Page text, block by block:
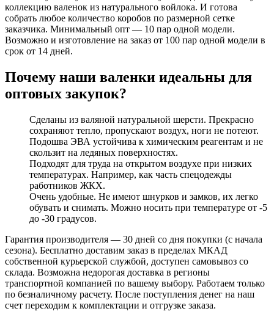
коллекцию валенок из натурального войлока. И готова
собрать любое количество коробов по размерной сетке
заказчика. Минимальный опт — 10 пар одной модели.
Возможно и изготовление на заказ от 100 пар одной модели в
срок от 14 дней.
Почему наши валенки идеальны для
оптовых закупок?
Сделаны из валяной натуральной шерсти. Прекрасно
сохраняют тепло, пропускают воздух, ноги не потеют.
Подошва ЭВА устойчива к химическим реагентам и не
скользит на ледяных поверхностях.
Подходят для труда на открытом воздухе при низких
температурах. Например, как часть спецодежды
работников ЖКХ.
Очень удобные. Не имеют шнурков и замков, их легко
обувать и снимать. Можно носить при температуре от -5
до -30 градусов.
Гарантия производителя — 30 дней со дня покупки (с начала
сезона). Бесплатно доставим заказ в пределах МКАД
собственной курьерской службой, доступен самовывоз со
склада. Возможна недорогая доставка в регионы
транспортной компанией по вашему выбору. Работаем только
по безналичному расчету. После поступления денег на наш
счет переходим к комплектации и отгрузке заказа.